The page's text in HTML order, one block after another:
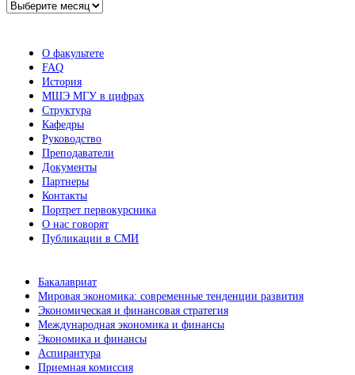
Архив
О факультете
FAQ
История
МШЭ МГУ в цифрах
Структура
Кафедры
Руководство
Преподаватели
Документы
Партнеры
Контакты
Портрет первокурсника
О нас говорят
Публикации в СМИ
Бакалавриат
Мировая экономика: современные тенденции развития
Экономическая и финансовая стратегия
Международная экономика и финансы
Экономика и финансы
Аспирантура
Приемная комиссия